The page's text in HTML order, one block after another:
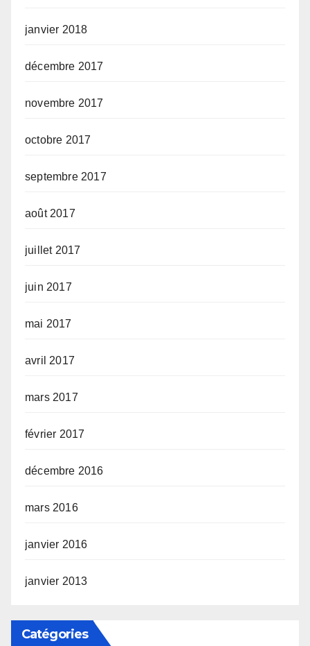
janvier 2018
décembre 2017
novembre 2017
octobre 2017
septembre 2017
août 2017
juillet 2017
juin 2017
mai 2017
avril 2017
mars 2017
février 2017
décembre 2016
mars 2016
janvier 2016
janvier 2013
Catégories